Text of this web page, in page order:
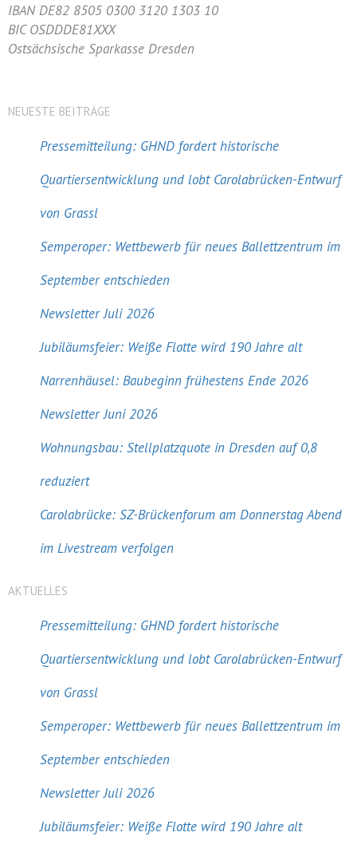
IBAN DE82 8505 0300 3120 1303 10
BIC OSDDDE81XXX
Ostsächsische Sparkasse Dresden
NEUESTE BEITRÄGE
Pressemitteilung: GHND fordert historische
Quartiersentwicklung und lobt Carolabrücken-Entwurf
von Grassl
Semperoper: Wettbewerb für neues Ballettzentrum im
September entschieden
Newsletter Juli 2026
Jubiläumsfeier: Weiße Flotte wird 190 Jahre alt
Narrenhäusel: Baubeginn frühestens Ende 2026
Newsletter Juni 2026
Wohnungsbau: Stellplatzquote in Dresden auf 0,8
reduziert
Carolabrücke: SZ-Brückenforum am Donnerstag Abend
im Livestream verfolgen
AKTUELLES
Pressemitteilung: GHND fordert historische
Quartiersentwicklung und lobt Carolabrücken-Entwurf
von Grassl
Semperoper: Wettbewerb für neues Ballettzentrum im
September entschieden
Newsletter Juli 2026
Jubiläumsfeier: Weiße Flotte wird 190 Jahre alt